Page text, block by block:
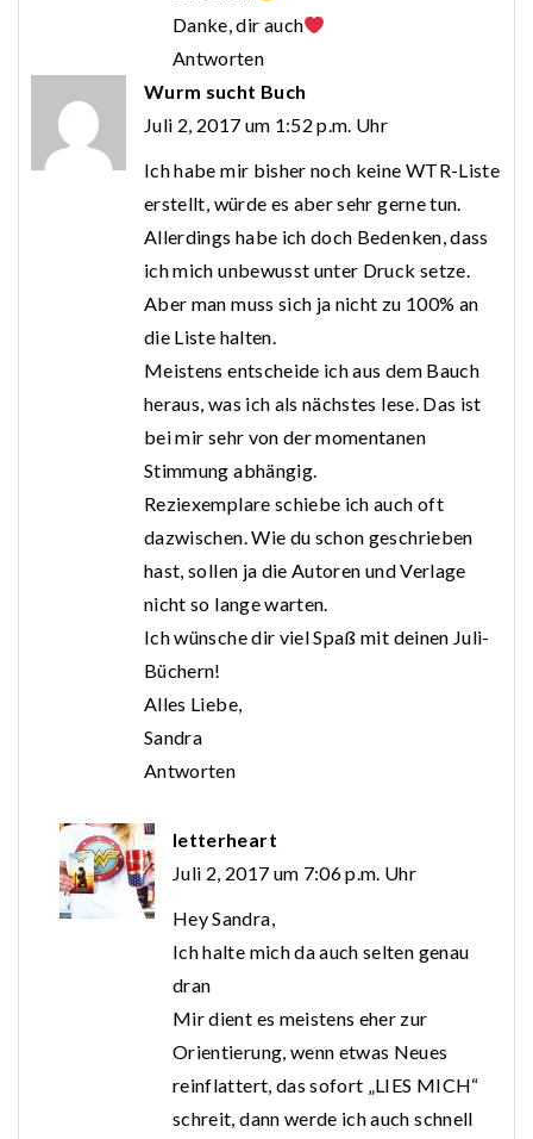
Danke, dir auch
Antworten
Wurm sucht Buch
Juli 2, 2017 um 1:52 p.m. Uhr
Ich habe mir bisher noch keine WTR-Liste
erstellt, würde es aber sehr gerne tun.
Allerdings habe ich doch Bedenken, dass
ich mich unbewusst unter Druck setze.
Aber man muss sich ja nicht zu 100% an
die Liste halten.
Meistens entscheide ich aus dem Bauch
heraus, was ich als nächstes lese. Das ist
bei mir sehr von der momentanen
Stimmung abhängig.
Reziexemplare schiebe ich auch oft
dazwischen. Wie du schon geschrieben
hast, sollen ja die Autoren und Verlage
nicht so lange warten.
Ich wünsche dir viel Spaß mit deinen Juli-
Büchern!
Alles Liebe,
Sandra
Antworten
letterheart
Juli 2, 2017 um 7:06 p.m. Uhr
Hey Sandra,
Ich halte mich da auch selten genau
dran
Mir dient es meistens eher zur
Orientierung, wenn etwas Neues
reinflattert, das sofort „LIES MICH“
schreit, dann werde ich auch schnell